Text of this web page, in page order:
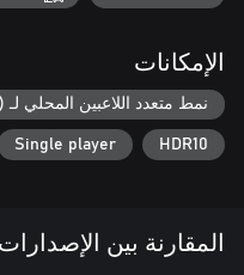
promises mastery over any
war. Complete quests
options to refine
and dominate opponents.
الإمكانات
نمط متعدد اللاعبين المحلي لـ Xbox (2-2)
HDR10
Single player
المقارنة بين الإصدارات